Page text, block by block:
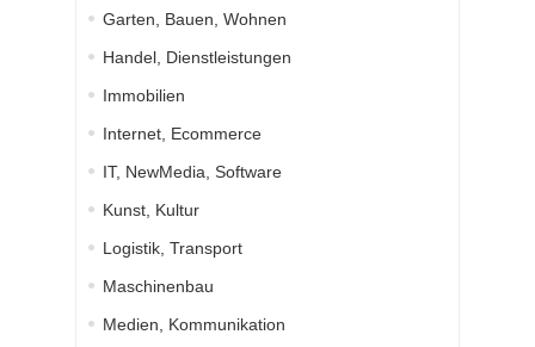
Garten, Bauen, Wohnen
Handel, Dienstleistungen
Immobilien
Internet, Ecommerce
IT, NewMedia, Software
Kunst, Kultur
Logistik, Transport
Maschinenbau
Medien, Kommunikation